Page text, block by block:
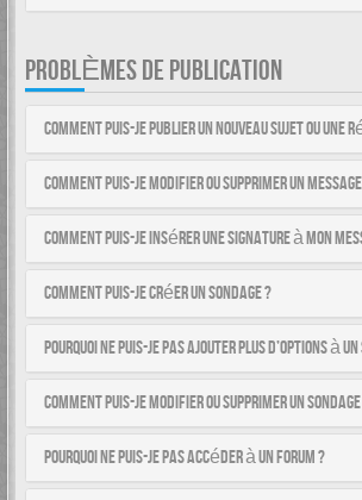
PROBLÈMES DE PUBLICATION
Comment puis-je publier un nouveau sujet ou une
Comment puis-je modifier ou supprimer un
Comment puis-je insérer une signature à mon
Comment puis-je créer un sondage ?
Pourquoi ne puis-je pas ajouter plus d’options à un
Comment puis-je modifier ou supprimer un
Pourquoi ne puis-je pas accéder à un forum ?